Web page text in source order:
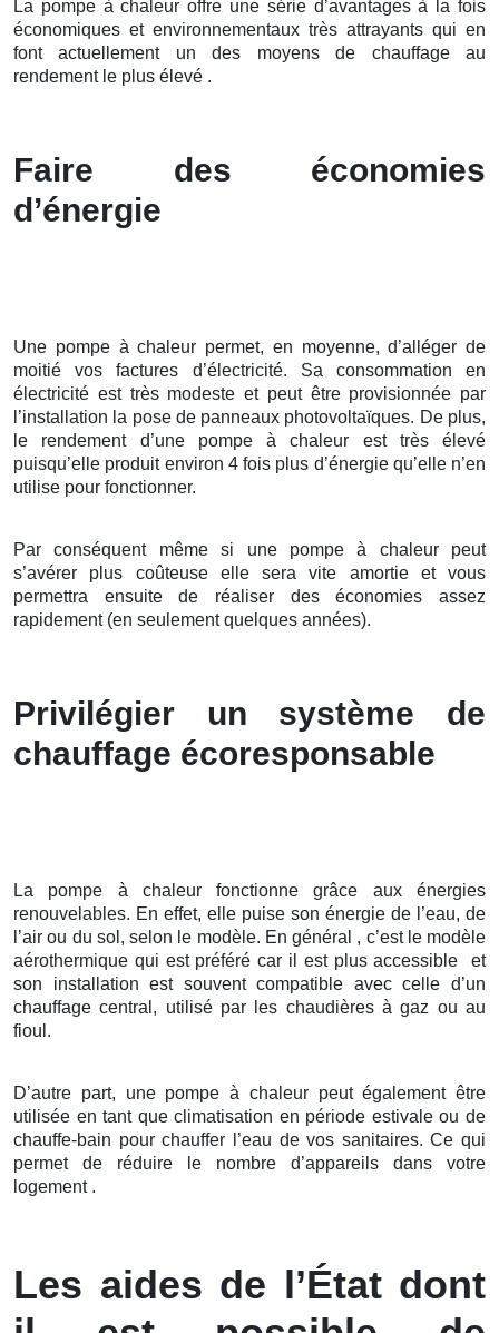
La pompe à chaleur offre une série d’avantages à la fois
économiques et environnementaux très attrayants qui en
font actuellement un des moyens de chauffage au
rendement le plus élevé .
Faire des économies
d’énergie
Une pompe à chaleur permet, en moyenne, d’alléger de
moitié vos factures d’électricité. Sa consommation en
électricité est très modeste et peut être provisionnée par
l’installation la pose de panneaux photovoltaïques. De plus,
le rendement d’une pompe à chaleur est très élevé
puisqu’elle produit environ 4 fois plus d’énergie qu’elle n’en
utilise pour fonctionner.
Par conséquent même si une pompe à chaleur peut
s’avérer plus coûteuse elle sera vite amortie et vous
permettra ensuite de réaliser des économies assez
rapidement (en seulement quelques années).
Privilégier un système de
chauffage écoresponsable
La pompe à chaleur fonctionne grâce aux énergies
renouvelables. En effet, elle puise son énergie de l’eau, de
l’air ou du sol, selon le modèle. En général , c’est le modèle
aérothermique qui est préféré car il est plus accessible et
son installation est souvent compatible avec celle d’un
chauffage central, utilisé par les chaudières à gaz ou au
fioul.
D’autre part, une pompe à chaleur peut également être
utilisée en tant que climatisation en période estivale ou de
chauffe-bain pour chauffer l’eau de vos sanitaires. Ce qui
permet de réduire le nombre d’appareils dans votre
logement .
Les aides de l’État dont